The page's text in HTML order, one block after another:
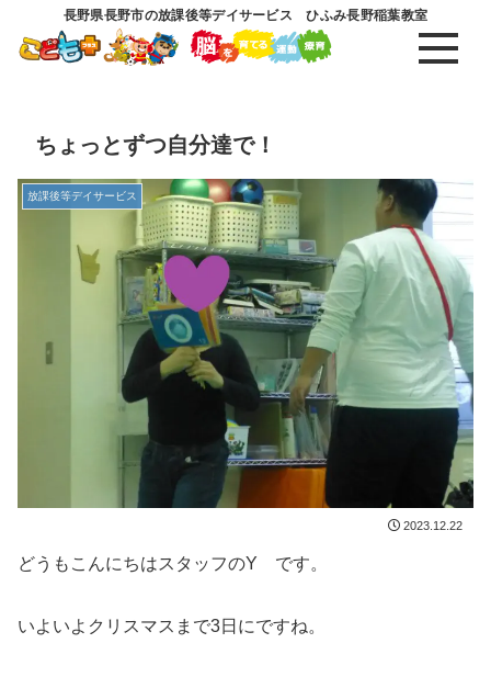
長野県長野市の放課後等デイサービス ひふみ長野稲葉教室
ちょっとずつ自分達で！
放課後等デイサービス
2023.12.22
どうもこんにちはスタッフのY です。
いよいよクリスマスまで3日にですね。